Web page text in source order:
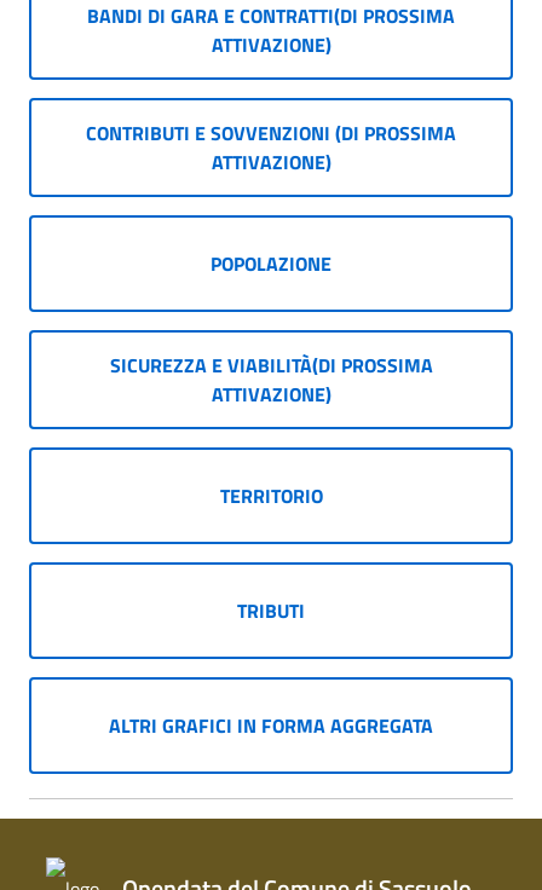
BANDI DI GARA E CONTRATTI(DI PROSSIMA
ATTIVAZIONE)
CONTRIBUTI E SOVVENZIONI (DI PROSSIMA
ATTIVAZIONE)
POPOLAZIONE
SICUREZZA E VIABILITÀ(DI PROSSIMA
ATTIVAZIONE)
TERRITORIO
TRIBUTI
ALTRI GRAFICI IN FORMA AGGREGATA